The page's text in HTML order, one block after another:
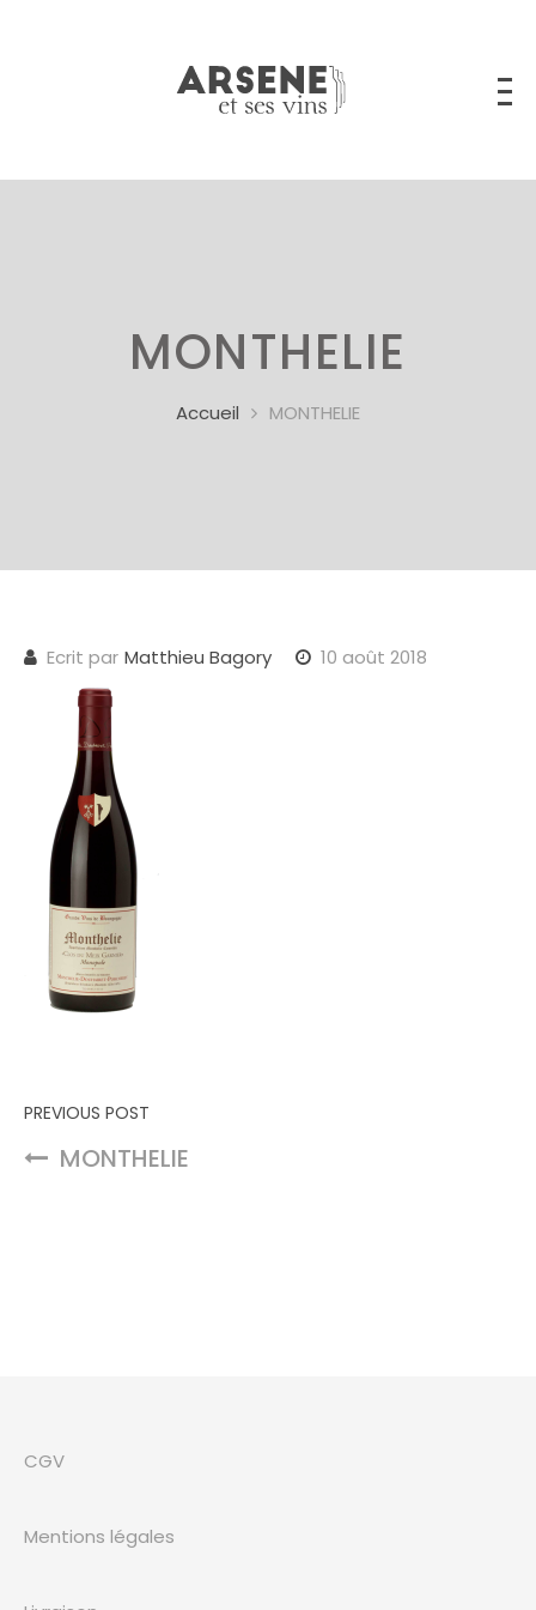
MONTHELIE
Accueil MONTHELIE
Ecrit par Matthieu Bagory 10 août 2018
Navigation de l’article
PREVIOUS POST
MONTHELIE
CGV
Mentions légales